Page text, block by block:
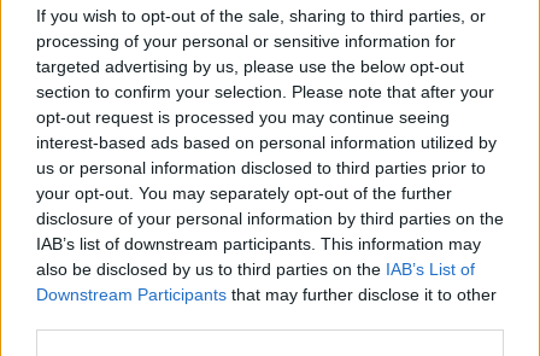
If you wish to opt-out of the sale, sharing to third parties, or
processing of your personal or sensitive information for
targeted advertising by us, please use the below opt-out
section to confirm your selection. Please note that after your
opt-out request is processed you may continue seeing
interest-based ads based on personal information utilized by
us or personal information disclosed to third parties prior to
your opt-out. You may separately opt-out of the further
disclosure of your personal information by third parties on the
IAB’s list of downstream participants. This information may
also be disclosed by us to third parties on the IAB’s List of
Downstream Participants that may further disclose it to other
Σ’έδιωξα κι ένιωσα
πως δε θα το μετανιώσω
στοίχημα έβαλα
τη ζωή μου αλλού να δώσω
Μίσησα ό,τι αγαπούσα ξαφνικά
τέλειωσες είπα, μα με πρόδωσε η καρδιά
Κλαίει, σπάει, λιώνει, με παρακαλάει
τ’όνομά σου συλλαβίζει όταν χτυπάει
να γυρίσεις άνευ όρων μου ζητάει
με τρελαίνει κι άκρη δεν μπορώ να βρω